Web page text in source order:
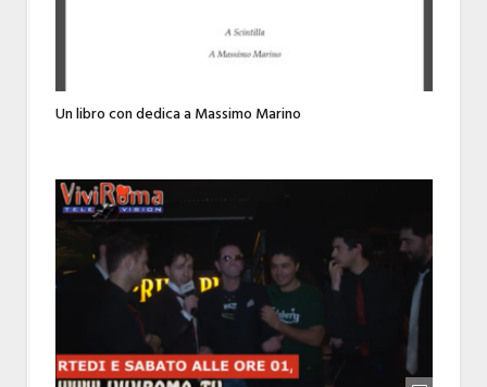
Un libro con dedica a Massimo Marino